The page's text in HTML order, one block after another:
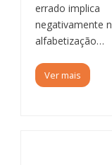
errado implica
negativamente
alfabetização…
Ver mais